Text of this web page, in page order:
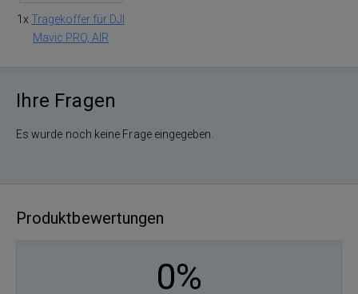
1x Tragekoffer für DJI
Mavic PRO, AIR
Ihre Fragen
Es wurde noch keine Frage eingegeben.
Produktbewertungen
0%